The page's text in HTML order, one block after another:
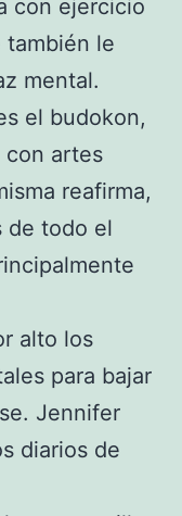
con ejercicio
le
mental.
el budokon,
con artes
reafirma,
de todo el
alto los
para bajar
Jennifer
diarios de